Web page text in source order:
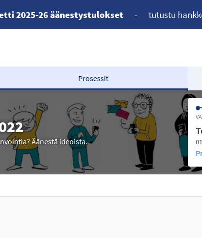
2025-26 äänestystulokset - tutustu
Prosessit
Äänestä ideoista.